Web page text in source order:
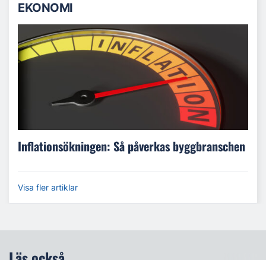
EKONOMI
Inflationsökningen: Så påverkas byggbranschen
Visa fler artiklar